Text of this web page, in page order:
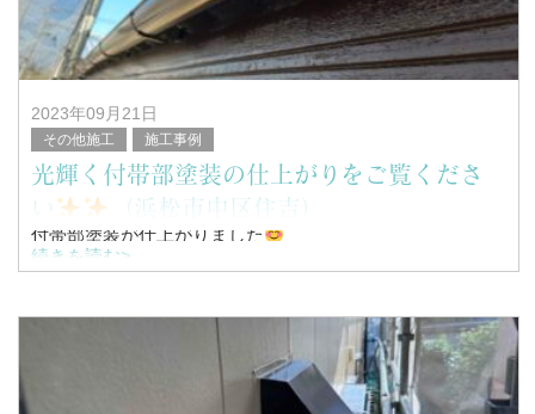
塗替家の堤と申します。
2023年09月21日
その他施工 施工事例
光輝く付帯部塗装の仕上がりをご覧くださ
い
（浜松市中区住吉）
付帯部塗装が仕上がりました
こんにちは！
浜松市南区を中心に塗装工事全般を行っている、
続きを読む>